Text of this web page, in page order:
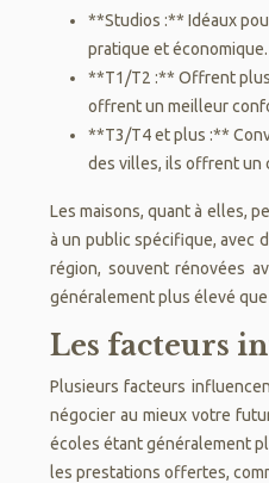
**Studios :** Idéaux
pratique et économique.
**T1/T2 :** Offrent plus
offrent un meilleur
**T3/T4 et plus :**
des villes, ils offrent un
Les maisons, quant à elles,
à un public spécifique, avec
région, souvent rénovées
généralement plus élevé
Les facteurs
Plusieurs facteurs
négocier au mieux votre
écoles étant généralement
les prestations offertes,